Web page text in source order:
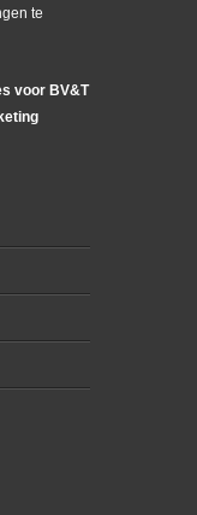
te
voor BV&T